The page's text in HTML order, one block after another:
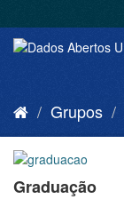
Grupos
Graduação